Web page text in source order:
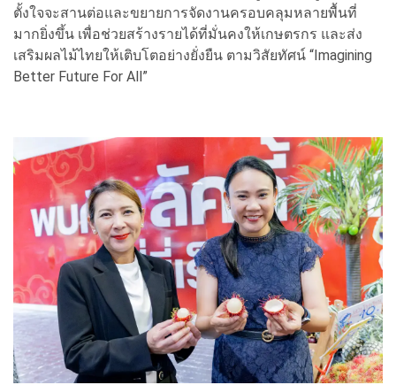
ตั้งใจจะสานต่อและขยายการจัดงานครอบคลุมหลายพื้นที่
มากยิ่งขึ้น เพื่อช่วยสร้างรายได้ที่มั่นคงให้เกษตรกร และส่ง
เสริมผลไม้ไทยให้เติบโตอย่างยั่งยืน ตามวิสัยทัศน์ “Imagining
Better Future For All”